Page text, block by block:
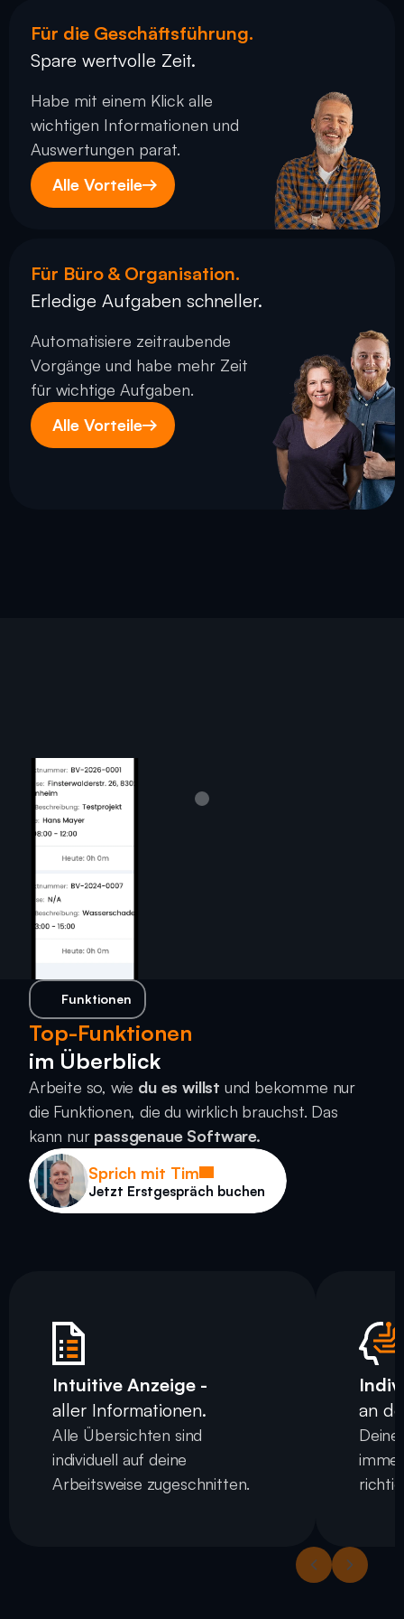
passende Angebot erstellt.
Mehr erfahren
Für die Geschäftsführung.
Spare wertvolle Zeit.
Alle Vorteile
Habe mit einem Klick alle
wichtigen Informationen und
Auswertungen parat.
Für Büro & Organisation.
Erledige Aufgaben schneller.
Alle Vorteile
Automatisiere zeitraubende
Vorgänge und habe mehr Zeit
für wichtige Aufgaben.
Intuitive Anzeige -
aller Informationen.
Alle Übersichten sind
individuell auf deine
Arbeitsweise zugeschnitten.
an
Funktionen
Top-Funktionen
im Überblick
Arbeite so, wie du es willst und bekomme nur
die Funktionen, die du wirklich brauchst. Das
kann nur passgenaue Software.
Sprich mit Tim
Jetzt Erstgespräch buchen